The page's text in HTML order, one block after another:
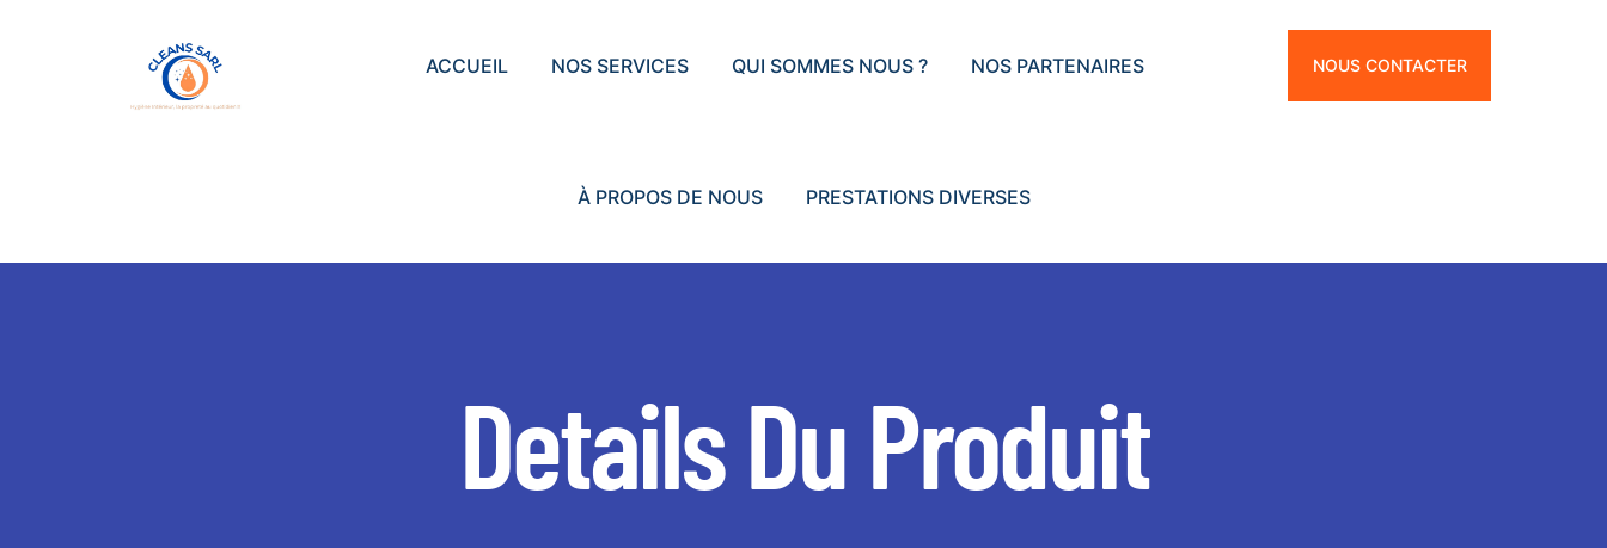
ACCUEIL NOS SERVICES QUI SOMMES NOUS ? NOS PARTENAIRES
À PROPOS DE NOUS PRESTATIONS DIVERSES
NOUS CONTACTER
Details Du Produit